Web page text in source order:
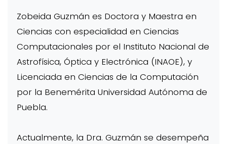
Zobeida Guzmán es Doctora y Maestra en
Ciencias con especialidad en Ciencias
Computacionales por el Instituto Nacional de
Astrofísica, Óptica y Electrónica (INAOE), y
Licenciada en Ciencias de la Computación
por la Benemérita Universidad Autónoma de
Puebla.
Actualmente, la Dra. Guzmán se desempeña